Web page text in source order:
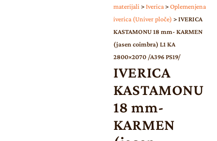
materijali > Iverica > Oplemenjena
iverica (Univer ploče) > IVERICA
KASTAMONU 18 mm- KARMEN
(jasen coimbra) L1 KA
2800×2070 /A396 PS19/
IVERICA
KASTAMONU
18 mm-
KARMEN